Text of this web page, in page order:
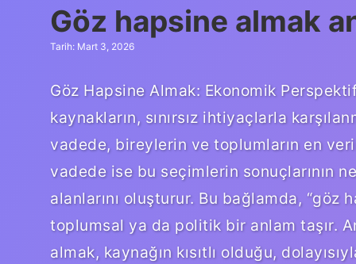
Göz hapsine almak
Tarih: Mart 3, 2026
Göz Hapsine Almak: Ekonomik
kaynakların, sınırsız ihtiyaçlarla
vadede, bireylerin ve toplumların en
vadede ise bu seçimlerin sonuçlarının
alanlarını oluşturur. Bu bağlamda, “göz
toplumsal ya da politik bir anlam taşır.
almak, kaynağın kısıtlı olduğu,